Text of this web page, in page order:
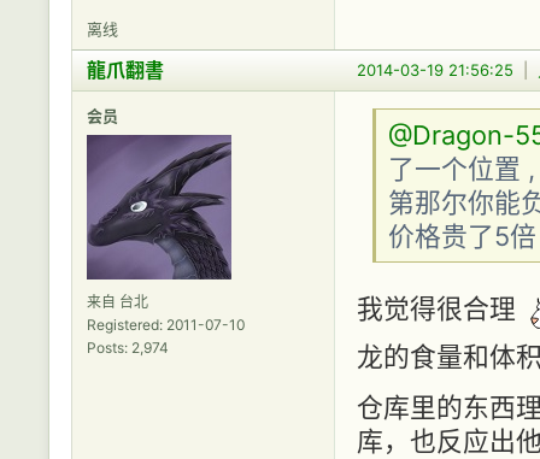
离线
2014-03-19 21:56:25
龍爪翻書
会员
来自 台北
Registered: 2011-07-10
Posts: 2,974
@Dragon-
了一个位置
第那尔你能
价格贵了5
我觉得很合理
龙的食量和体
仓库里的东西
库，也反应出